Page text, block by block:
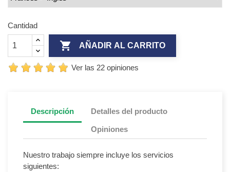
Cantidad
 AÑADIR AL CARRITO
Ver las 22 opiniones
Descripción Detalles del producto
Opiniones
Nuestro trabajo siempre incluye los servicios
siguientes: